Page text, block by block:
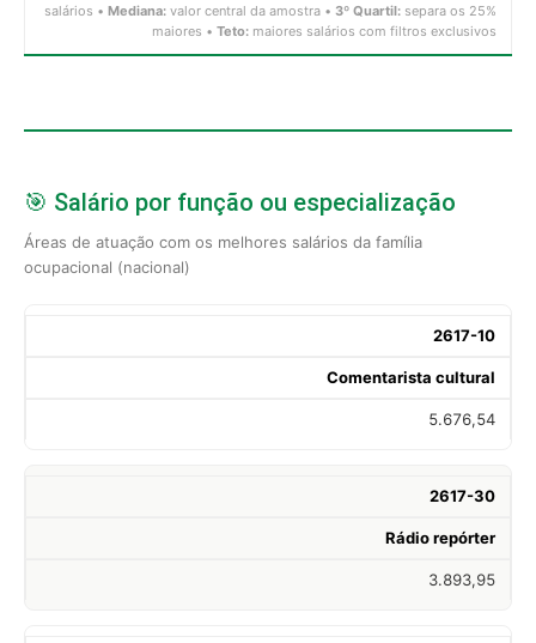
salários • Mediana: valor central da amostra • 3º Quartil: separa os 25%
maiores • Teto: maiores salários com filtros exclusivos
🎯 Salário por função ou especialização
Áreas de atuação com os melhores salários da família
ocupacional (nacional)
2617-10
Comentarista cultural
5.676,54
2617-30
Rádio repórter
3.893,95